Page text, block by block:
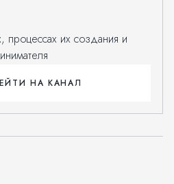
НА КАНАЛ
процессах их создания и